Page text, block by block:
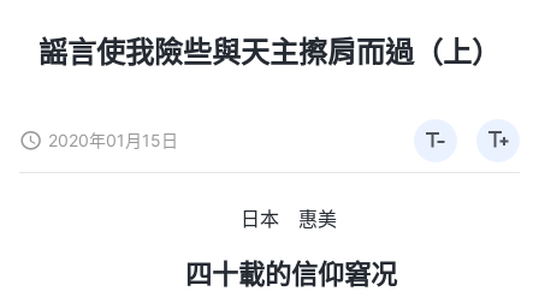
謡言使我險些與天主擦肩而過（上）
2020年01月15日
日本 惠美
四十載的信仰窘况